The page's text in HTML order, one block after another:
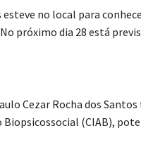
no local para
próximo dia 28 está
Cezar Rocha dos
(CIAB),